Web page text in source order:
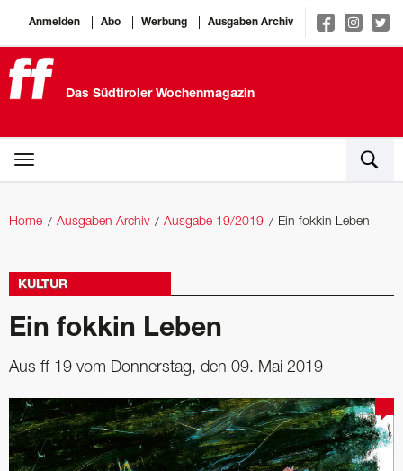
Anmelden Abo Werbung Ausgaben Archiv
Das Südtiroler Wochenmagazin
Home Ausgaben Archiv Ausgabe 19/2019 Ein fokkin Leben
KULTUR
Ein fokkin Leben
Aus ff 19 vom Donnerstag, den 09. Mai 2019